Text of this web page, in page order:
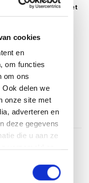
cookies
en
om functies
om ons
delen we
onze site met
adverteren en
deze gegevens
die u aan ze
high lounge loungeset
rope
thuisbezorgd.